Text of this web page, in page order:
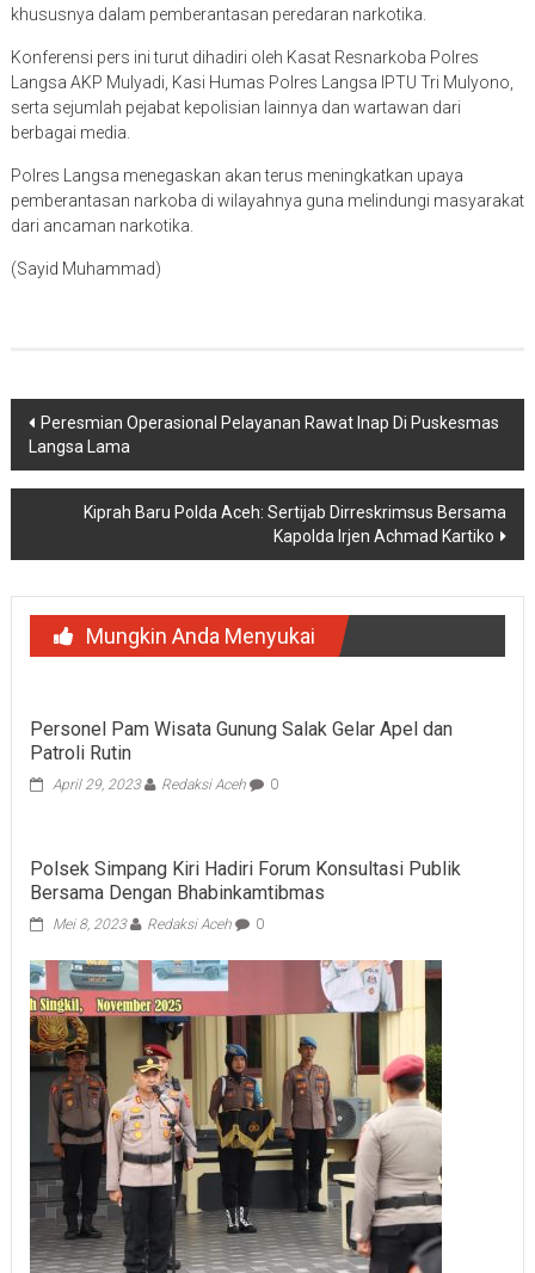
khususnya dalam pemberantasan peredaran narkotika.
Konferensi pers ini turut dihadiri oleh Kasat Resnarkoba Polres
Langsa AKP Mulyadi, Kasi Humas Polres Langsa IPTU Tri Mulyono,
serta sejumlah pejabat kepolisian lainnya dan wartawan dari
berbagai media.
Polres Langsa menegaskan akan terus meningkatkan upaya
pemberantasan narkoba di wilayahnya guna melindungi masyarakat
dari ancaman narkotika.
(Sayid Muhammad)
Navigasi
pos
Peresmian Operasional Pelayanan Rawat Inap Di Puskesmas
Langsa Lama
Kiprah Baru Polda Aceh: Sertijab Dirreskrimsus Bersama
Kapolda Irjen Achmad Kartiko
Mungkin Anda Menyukai
Personel Pam Wisata Gunung Salak Gelar Apel dan
Patroli Rutin
April 29, 2023 Redaksi Aceh 0
Polsek Simpang Kiri Hadiri Forum Konsultasi Publik
Bersama Dengan Bhabinkamtibmas
Mei 8, 2023 Redaksi Aceh 0